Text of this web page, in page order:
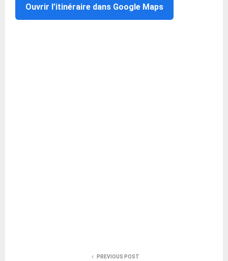
Ouvrir l’itinéraire dans Google Maps
PREVIOUS POST